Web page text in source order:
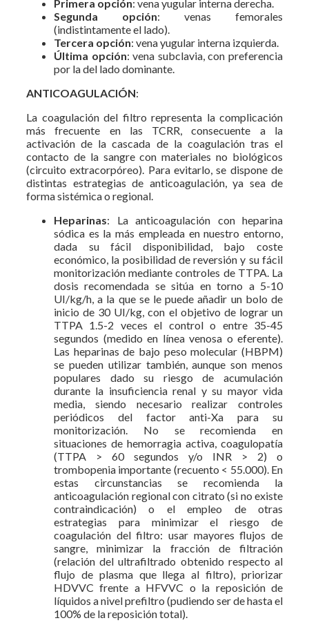
Primera opción: vena yugular interna derecha.
Segunda opción: venas femorales
(indistintamente el lado).
Tercera opción: vena yugular interna izquierda.
Última opción: vena subclavia, con preferencia
por la del lado dominante.
ANTICOAGULACIÓN:
La coagulación del filtro representa la complicación
más frecuente en las TCRR, consecuente a la
activación de la cascada de la coagulación tras el
contacto de la sangre con materiales no biológicos
(circuito extracorpóreo). Para evitarlo, se dispone de
distintas estrategias de anticoagulación, ya sea de
forma sistémica o regional.
Heparinas: La anticoagulación con heparina
sódica es la más empleada en nuestro entorno,
dada su fácil disponibilidad, bajo coste
económico, la posibilidad de reversión y su fácil
monitorización mediante controles de TTPA. La
dosis recomendada se sitúa en torno a 5-10
UI/kg/h, a la que se le puede añadir un bolo de
inicio de 30 UI/kg, con el objetivo de lograr un
TTPA 1.5-2 veces el control o entre 35-45
segundos (medido en línea venosa o eferente).
Las heparinas de bajo peso molecular (HBPM)
se pueden utilizar también, aunque son menos
populares dado su riesgo de acumulación
durante la insuficiencia renal y su mayor vida
media, siendo necesario realizar controles
periódicos del factor anti-Xa para su
monitorización. No se recomienda en
situaciones de hemorragia activa, coagulopatía
(TTPA > 60 segundos y/o INR > 2) o
trombopenia importante (recuento < 55.000). En
estas circunstancias se recomienda la
anticoagulación regional con citrato (si no existe
contraindicación) o el empleo de otras
estrategias para minimizar el riesgo de
coagulación del filtro: usar mayores flujos de
sangre, minimizar la fracción de filtración
(relación del ultrafiltrado obtenido respecto al
flujo de plasma que llega al filtro), priorizar
HDVVC frente a HFVVC o la reposición de
líquidos a nivel prefiltro (pudiendo ser de hasta el
100% de la reposición total).